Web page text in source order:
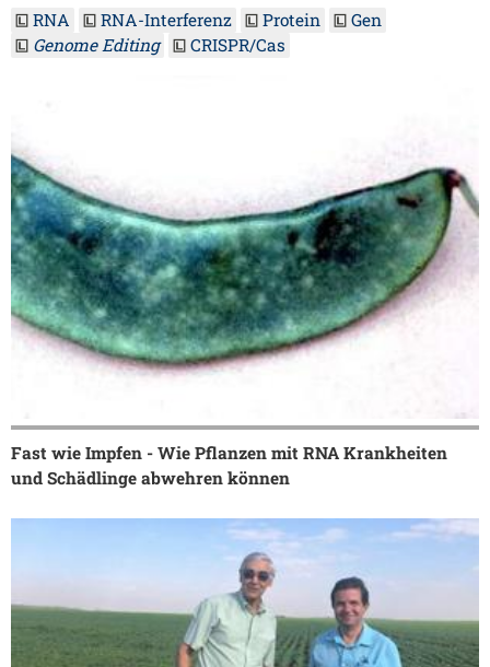
RNA
RNA-Interferenz Protein
Gen
Genome Editing
CRISPR/Cas
Fast wie Impfen - Wie Pflanzen mit RNA Krankheiten
und Schädlinge abwehren können